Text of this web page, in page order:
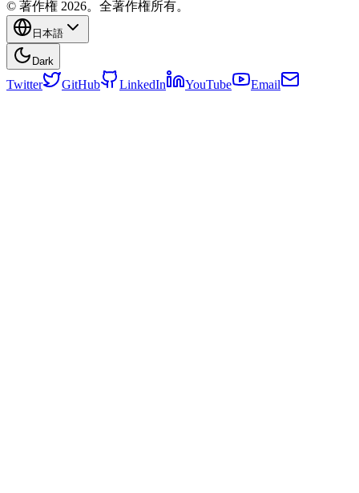
© 著作権 2026。全著作権所有。
日本語
Dark
Twitter GitHub LinkedIn YouTube Email